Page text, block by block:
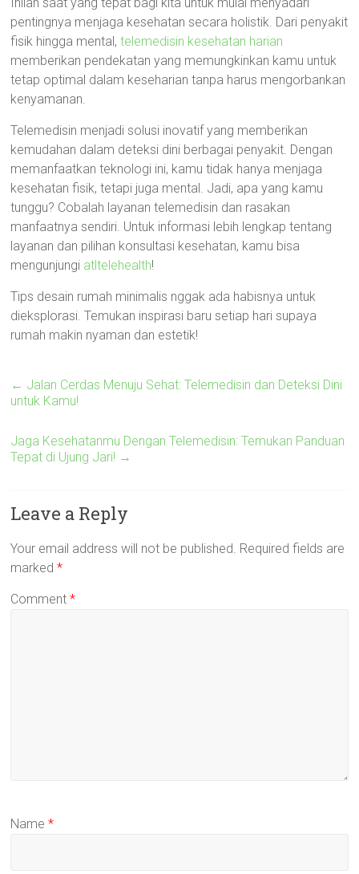
pentingnya menjaga kesehatan secara holistik. Dari penyakit
fisik hingga mental,telemedisin kesehatan harian
memberikan pendekatan yang memungkinkan kamu untuk
tetap optimal dalam keseharian tanpa harus mengorbankan
kenyamanan.
Telemedisin menjadi solusi inovatif yang memberikan
kemudahan dalam deteksi dini berbagai penyakit. Dengan
memanfaatkan teknologi ini, kamu tidak hanya menjaga
kesehatan fisik, tetapi juga mental. Jadi, apa yang kamu
tunggu? Cobalah layanan telemedisin dan rasakan
manfaatnya sendiri. Untuk informasi lebih lengkap tentang
layanan dan pilihan konsultasi kesehatan, kamu bisa
mengunjungi atltelehealth!
Tips desain rumah minimalis nggak ada habisnya untuk
dieksplorasi. Temukan inspirasi baru setiap hari supaya
rumah makin nyaman dan estetik!
← Jalan Cerdas Menuju Sehat: Telemedisin dan Deteksi Dini
untuk Kamu!
Jaga Kesehatanmu Dengan Telemedisin: Temukan Panduan
Tepat di Ujung Jari! →
Leave a Reply
Your email address will not be published. Required fields are
marked*
Comment*
Name*